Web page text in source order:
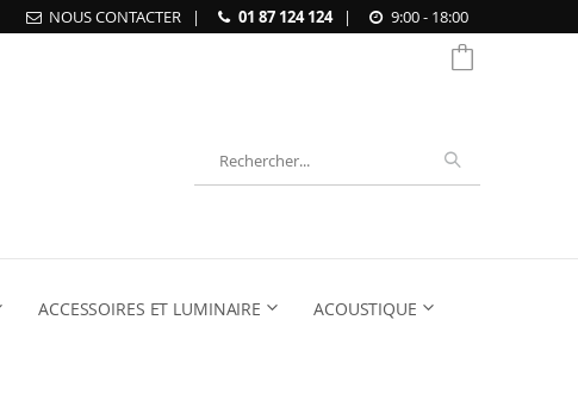
NOUS CONTACTER | 01 87 124 124 | 9:00 - 18:00
ACCESSOIRES ET LUMINAIRE ACOUSTIQUE